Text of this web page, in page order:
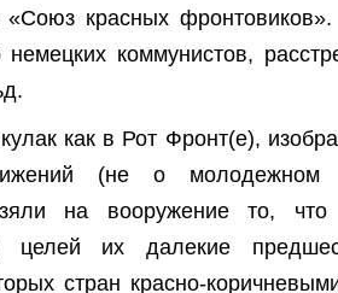
«Союз красных
коммунистов,
как в Рот Фронт(е),
(не о молодежном
на вооружение то,
целей их далекие
стран красно-